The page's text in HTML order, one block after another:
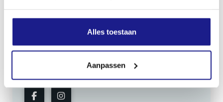
Alles toestaan
Aanpassen
info@mechanisatiefraneker.nl
06-83139573